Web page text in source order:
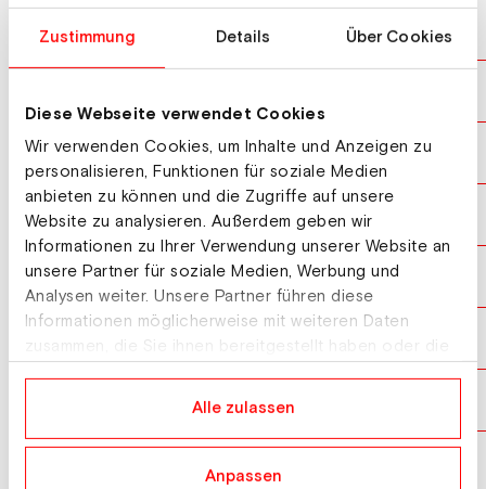
Zustimmung Details Über Cookies
Diese Webseite verwendet Cookies
Wir verwenden Cookies, um Inhalte und Anzeigen zu
personalisieren, Funktionen für soziale Medien
anbieten zu können und die Zugriffe auf unsere
Website zu analysieren. Außerdem geben wir
Informationen zu Ihrer Verwendung unserer Website an
unsere Partner für soziale Medien, Werbung und
Analysen weiter. Unsere Partner führen diese
Informationen möglicherweise mit weiteren Daten
zusammen, die Sie ihnen bereitgestellt haben oder die
Alle zulassen
Anpassen
11 BOKAL Ana SLO
13 MOERTL Theresa AUT
14 ISHIMIZU HOTARU
15 SPAROVEC NEZA
MAIER Julia AUT
GROEBLACHER Karoline